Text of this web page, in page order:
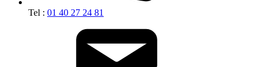
Tel : 01 40 27 24 81